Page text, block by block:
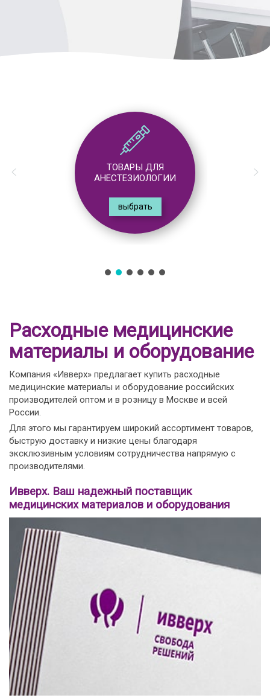
ТОВАРЫ ДЛЯ
АНЕСТЕЗИОЛОГИИ
выбрать
Расходные медицинские
материалы и оборудование
Компания «Ивверх» предлагает купить расходные
медицинские материалы и оборудование российских
производителей оптом и в розницу в Москве и всей
России.
Для этого мы гарантируем широкий ассортимент товаров,
быструю доставку и низкие цены благодаря
эксклюзивным условиям сотрудничества напрямую с
производителями.
Ивверх. Ваш надежный поставщик
медицинских материалов и оборудования